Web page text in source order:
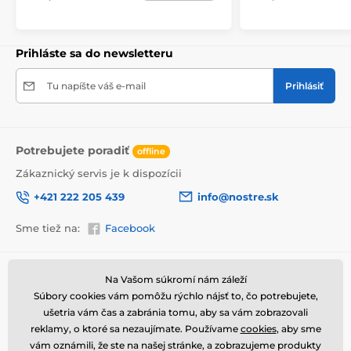
Vysoko kvalitná tlač
technológiu tlače. Každý obraz je vytlačený na pružné
plátno, ktorého hmotnosť je370 g/m2. Plátno
pozostáva zozmesi polyesteru a bavlny.Nezabudli
sme ani na starostlivý výber farieb, ktoré sú
ekologické, čo znamená, že nezapáchajú
Prihláste sa do newsletteru
Tu napíšte váš e-mail Prihlásiť
Potrebujete poradiť offline
Zákaznický servis je k dispozícii
+421 222 205 439
info@nostre.sk
Sme tiež na: Facebook
Informácie o nákupe
Obchodné a reklamačné
podmienky
Ochrana osobných údajov
Užitočné informácie
Často kladené otázky
Magazín
Kontakty
Na Vašom súkromí nám záleží
Súbory cookies vám pomôžu rýchlo nájsť to, čo potrebujete,
ušetria vám čas a zabránia tomu, aby sa vám zobrazovali
reklamy, o ktoré sa nezaujímate. Používame cookies, aby sme
vám oznámili, že ste na našej stránke, a zobrazujeme produkty